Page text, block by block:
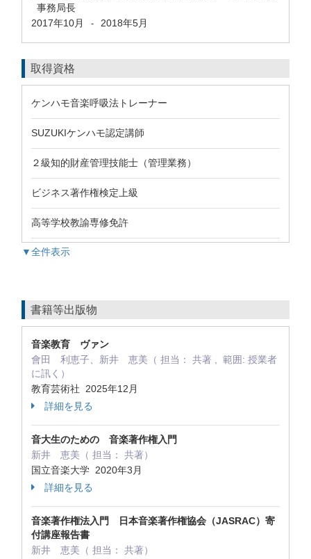
事務局長
2017年10月
- 2018年5月
取得資格
ケンハモ音楽呼吸法トレーナー
SUZUKIケンハモ認定講師
２級知的財産管理技能士（管理業務）
ビジネス著作権検定上級
高等学校教諭専修免許
▼全件表示
書籍等出版物
音楽教育 ヴァン
會田 利恵子、新井 恵美（ 担当： 共著 , 範囲: 授業者
に訊く）
教育芸術社 2025年12月
詳細を見る
音大生のための 音楽著作権入門
新井 恵美（ 担当： 共著）
国立音楽大学 2020年3月
詳細を見る
音楽著作権法入門 日本音楽著作権協会（JASRAC）寄
付講座報告書
新井 恵美（ 担当： 共著）